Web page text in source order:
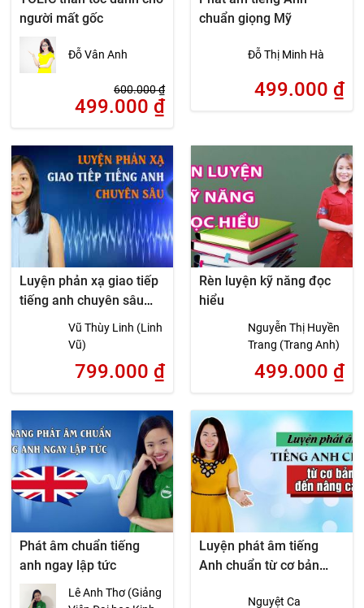
người mất gốc
Đỗ Vân Anh
600.000₫
499.000 ₫
chuẩn giọng Mỹ
Đỗ Thị Minh Hà
499.000 ₫
Luyện phản xạ giao tiếp
tiếng anh chuyên sâu
(Phần 1)
Vũ Thùy Linh (Linh
Vũ)
799.000 ₫
Rèn luyện kỹ năng đọc
hiểu
Nguyễn Thị Huyền
Trang (Trang Anh)
499.000 ₫
Phát âm chuẩn tiếng
anh ngay lập tức
Lê Anh Thơ (Giảng
Luyện phát âm tiếng
Anh chuẩn từ cơ bản
Nguyệt Ca